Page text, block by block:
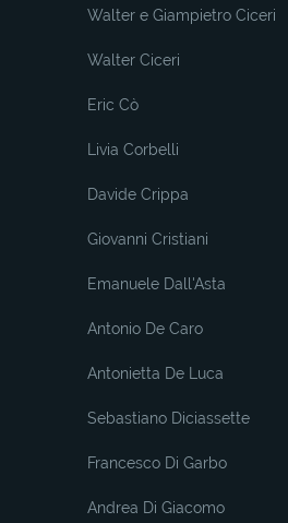
Walter e Giampietro Ciceri
Walter Ciceri
Eric Cò
Livia Corbelli
Davide Crippa
Giovanni Cristiani
Emanuele Dall'Asta
Antonio De Caro
Antonietta De Luca
Sebastiano Diciassette
Francesco Di Garbo
Andrea Di Giacomo